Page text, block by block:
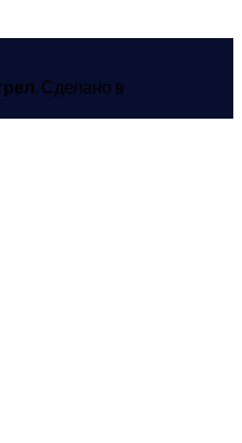
. Сделано в